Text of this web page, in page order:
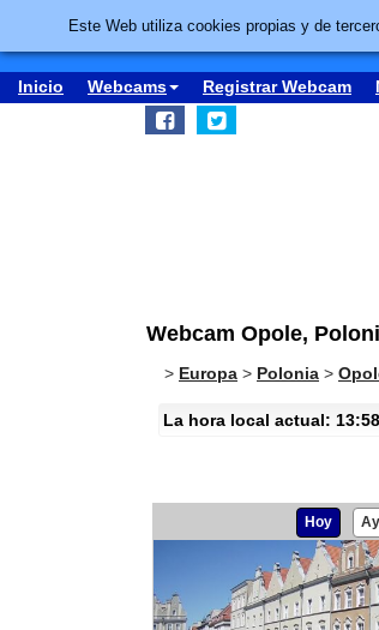
Inicio Webcams Registrar Webcam
Webcam Opole,
> Europa > Polonia >
La hora local actual: 13:58
Hoy
Este Web utiliza cookies propias y de